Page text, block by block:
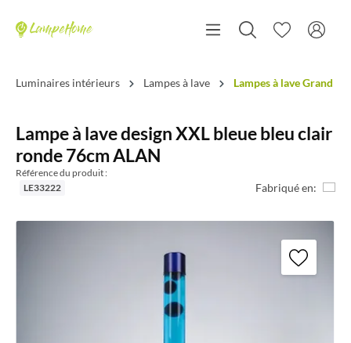
Luminaires intérieurs Lampes à lave Lampes à lave Grand
Lampe à lave design XXL bleue bleu clair
ronde 76cm ALAN
Référence du produit :
LE33222
Fabriqué en: